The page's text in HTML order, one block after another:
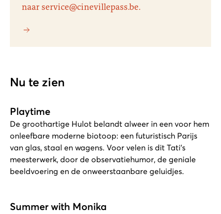
naar service@cinevillepass.be.
Nu te zien
Playtime
De groothartige Hulot belandt alweer in een voor hem
onleefbare moderne biotoop: een futuristisch Parijs
van glas, staal en wagens. Voor velen is dit Tati's
meesterwerk, door de observatiehumor, de geniale
beeldvoering en de onweerstaanbare geluidjes.
Summer with Monika